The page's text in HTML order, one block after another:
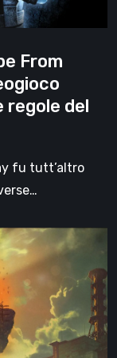
From
regole del
fu tutt’altro